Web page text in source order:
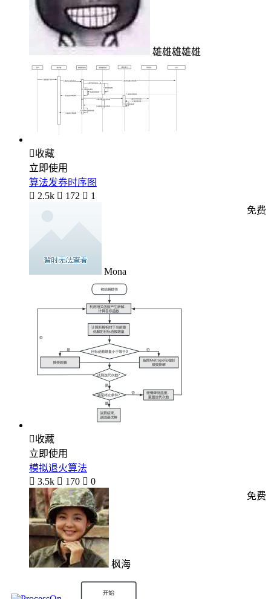
雄雄雄雄雄
收藏
立即使用
算法发券时序图
 2.5k  172  1
Mona
免费
收藏
立即使用
模拟退火算法
 3.5k  170  0
枫海
免费